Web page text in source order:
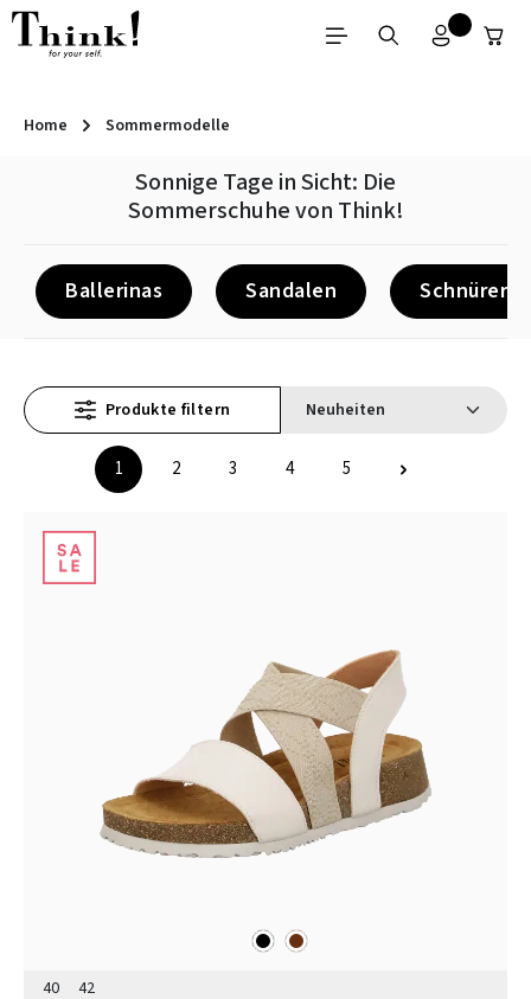
Zum Hauptinhalt springen
Home Sommermodelle
Sonnige Tage in Sicht: Die
Sommerschuhe von Think!
Ballerinas Sandalen Schnürer
Seite
1 Seite
2 Seite
3 Seite
4 Seite
5
Produkte filtern
schwarz
braun
40 42